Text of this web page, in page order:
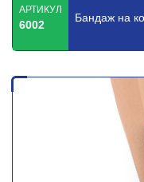
АРТИКУЛ
6002
Бандаж на